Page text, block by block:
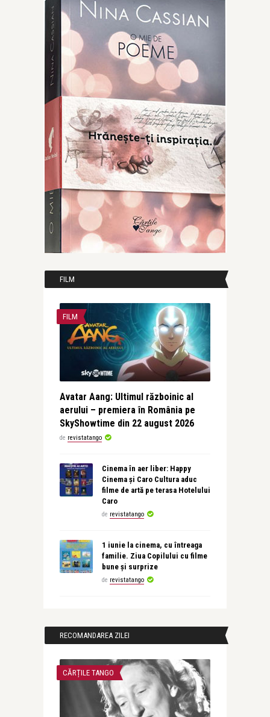
FILM
FILM
Avatar Aang: Ultimul războinic al
aerului – premiera în România pe
SkyShowtime din 22 august 2026
de revistatango
Cinema în aer liber: Happy
Cinema și Caro Cultura aduc
filme de artă pe terasa Hotelului
Caro
de revistatango
1 iunie la cinema, cu întreaga
familie. Ziua Copilului cu filme
bune și surprize
de revistatango
RECOMANDAREA ZILEI
CĂRȚILE TANGO